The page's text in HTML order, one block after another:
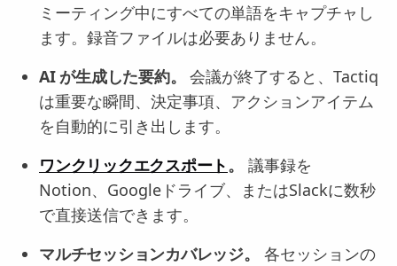
ミーティング中にすべての単語をキャプチャし
ます。録音ファイルは必要ありません。
AI が生成した要約。
会議が終了すると、Tactiq
は重要な瞬間、決定事項、アクションアイテム
を自動的に引き出します。
ワンクリックエクスポート。
議事録を
Notion、Googleドライブ、またはSlackに数秒
で直接送信できます。
マルチセッションカバレッジ。
各セッションの